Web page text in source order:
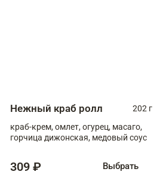
Нежный краб ролл
202 г
краб-крем, омлет, огурец, масаго,
горчица дижонская, медовый соус
309 ₽ Выбрать